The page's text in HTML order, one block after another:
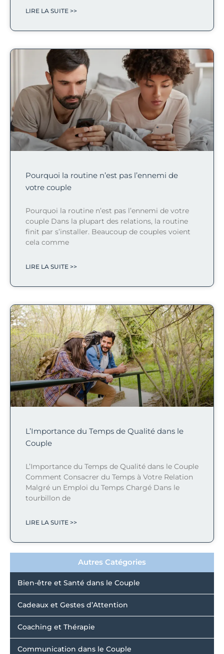
Autres Catégories
Bien-être et Santé dans le Couple
Cadeaux et Gestes d’Attention
Coaching et Thérapie
Communication dans le Couple
LIRE LA SUITE >>
Pourquoi la routine n’est pas l’ennemi de
votre couple
Pourquoi la routine n’est pas l’ennemi de votre
couple Dans la plupart des relations, la routine
finit par s’installer. Beaucoup de couples voient
cela comme
LIRE LA SUITE >>
L’Importance du Temps de Qualité dans le
Couple
L’Importance du Temps de Qualité dans le Couple
Comment Consacrer du Temps à Votre Relation
Malgré un Emploi du Temps Chargé Dans le
tourbillon de
LIRE LA SUITE >>